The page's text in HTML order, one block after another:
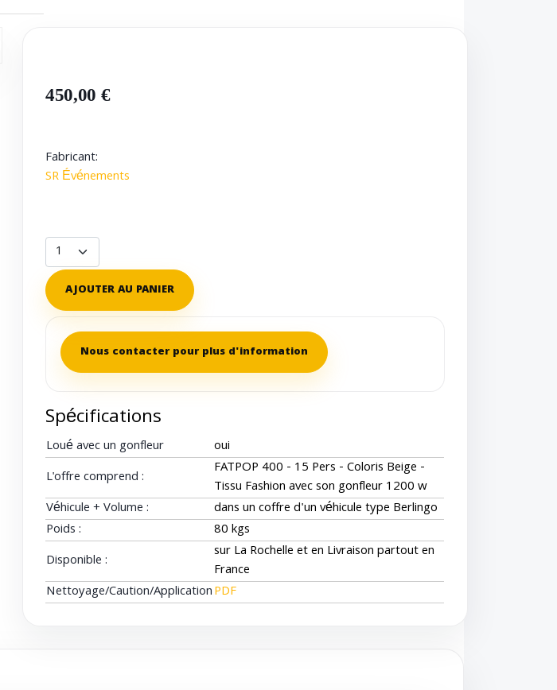
450,00 €
Fabricant:
SR Événements
AJOUTER AU PANIER
Nous contacter pour plus d'information
Spécifications
Loué avec un gonfleur
oui
L'offre comprend :
FATPOP 400 - 15 Pers - Coloris Beige -
Tissu Fashion avec son gonfleur 1200 w
Véhicule + Volume :
dans un coffre d'un véhicule type Berlingo
Poids :
80 kgs
Disponible :
sur La Rochelle et en Livraison partout en
France
Nettoyage/Caution/ApplicationPDF